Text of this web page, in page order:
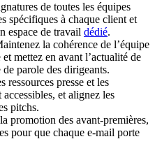
de toutes les équipes
spécifiques à chaque client et
espace de travail dédié.
la cohérence de l’équipe
mettez en avant l’actualité de
parole des dirigeants.
ressources presse et les
et alignez les
pitchs.
promotion des avant-premières,
pour que chaque e-mail porte